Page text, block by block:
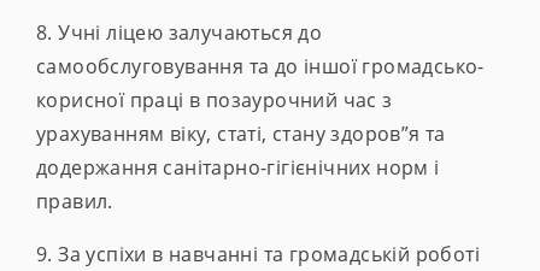
8. Учні ліцею залучаються до
самообслуговування та до іншої громадсько-
корисної праці в позаурочний час з
урахуванням віку, статі, стану здоров”я та
додержання санітарно-гігієнічних норм і
правил.
9. За успіхи в навчанні та громадській роботі